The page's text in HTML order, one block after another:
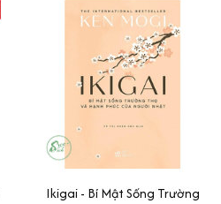
Ikigai - Bí Mật Sống Trường